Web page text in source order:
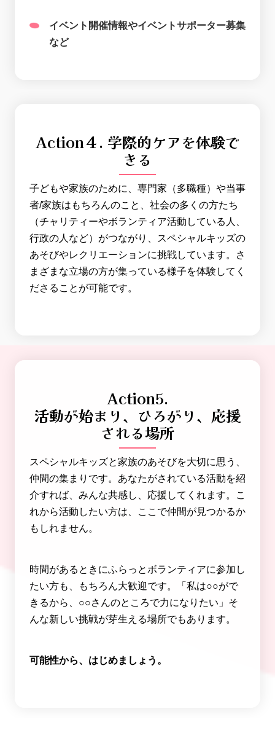
イベント開催情報やイベントサポーター募集
など
Action４. 学際的ケアを体験で
きる
子どもや家族のために、専門家（多職種）や当事
者/家族はもちろんのこと、社会の多くの方たち
（チャリティーやボランティア活動している人、
行政の人など）がつながり、スペシャルキッズの
あそびやレクリエーションに挑戦しています。さ
まざまな立場の方が集っている様子を体験してく
ださることが可能です。
Action5.
活動が始まり、ひろがり、応援
される場所
スペシャルキッズと家族のあそびを大切に思う、
仲間の集まりです。あなたがされている活動を紹
介すれば、みんな共感し、応援してくれます。こ
れから活動したい方は、ここで仲間が見つかるか
もしれません。
時間があるときにふらっとボランティアに参加し
たい方も、もちろん大歓迎です。「私は○○がで
きるから、○○さんのところで力になりたい」そ
んな新しい挑戦が芽生える場所でもあります。
可能性から、はじめましょう。